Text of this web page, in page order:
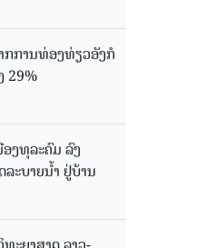
ກການທ່ອງທ່ຽວອັງກໍ
29%
ອງທຸລະຄົມ ລົງ
ລະບາຍນໍ້າ ຢູ່ບ້ານ